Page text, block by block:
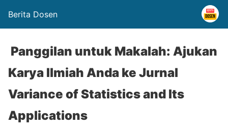
Berita Dosen
Panggilan untuk Makalah: Ajukan
Karya Ilmiah Anda ke Jurnal
Variance of Statistics and Its
Applications